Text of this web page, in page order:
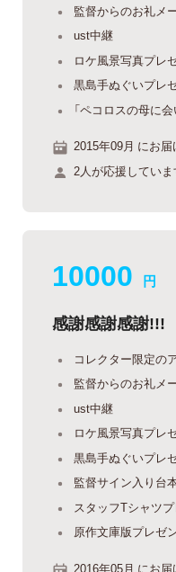
監督からのお礼メ
ust中継
ロケ風景写真プレ
黒島手ぬぐいプレ
「ペコロスの母に
2015年09月 にお届
2人が応援していま
10000 円
感謝感謝感謝!!!
コレクター限定の
監督からのお礼メ
ust中継
ロケ風景写真プレ
黒島手ぬぐいプレ
監督サイン入り台
スタッフTシャツ
原作文庫版プレゼ
2016年05月 にお届